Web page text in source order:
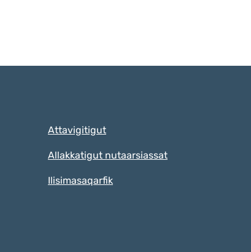
Attavigitigut
Allakkatigut nutaarsiassat
Ilisimasaqarfik